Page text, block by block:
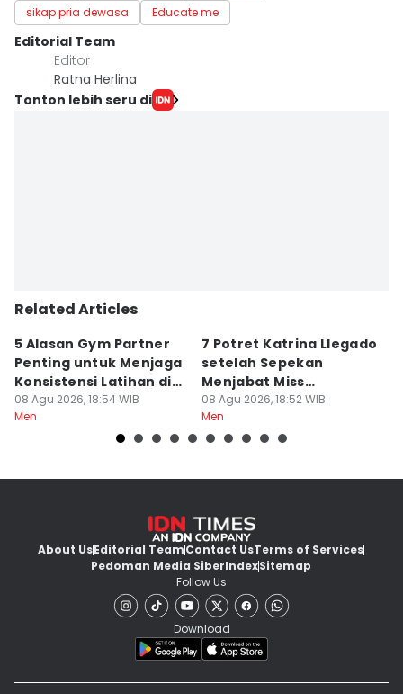
sikap pria dewasa
Educate me
Editorial Team
Editor
Ratna Herlina
Tonton lebih seru di
Related Articles
5 Alasan Gym Partner
Penting untuk Menjaga
Konsistensi Latihan di
Gym
08 Agu 2026, 18:54 WIB
Men
7 Potret Katrina Llegado
setelah Sepekan
Menjabat Miss
Supranational 2026
08 Agu 2026, 18:52 WIB
Men
About UsEditorial TeamContact UsTerms of Services
Pedoman Media SiberIndexSitemap
Follow Us
Download